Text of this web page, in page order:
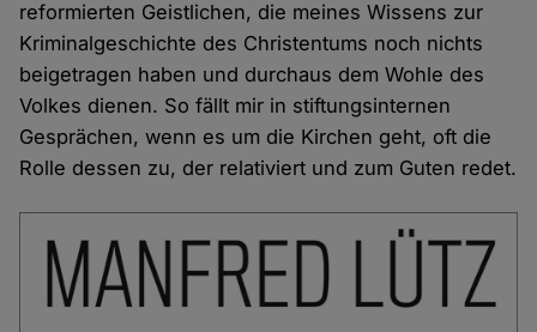
reformierten Geistlichen, die meines Wissens zur
Kriminalgeschichte des Christentums noch nichts
beigetragen haben und durchaus dem Wohle des
Volkes dienen. So fällt mir in stiftungsinternen
Gesprächen, wenn es um die Kirchen geht, oft die
Rolle dessen zu, der relativiert und zum Guten redet.